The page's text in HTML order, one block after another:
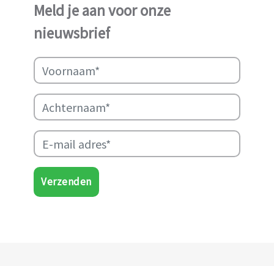
ondersteunen.
Meld je aan voor onze
nieuwsbrief
Verzenden